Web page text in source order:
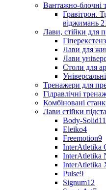
Вантажно-блочні
Гравітрон.
віджимань
Лави, стійки для
Лави для
Лави
Столи для
Тренажери для
Гідравлічні
Комбіновані
Лави стійки
Body-Solid11
Eleiko4
Freemotion9
InterAtletika
InterAtletika
InterAtletika
Pulse9
Signum12